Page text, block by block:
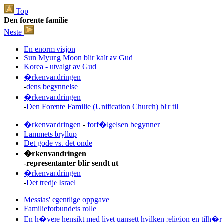
Top
Den forente familie
Neste
En enorm visjon
Sun Myung Moon blir kalt av Gud
Korea - utvalgt av Gud
�rkenvandringen
-dens begynnelse
�rkenvandringen
-Den Forente Familie (Unification Church) blir til
�rkenvandringen - forf�lgelsen begynner
Lammets bryllup
Det gode vs. det onde
�rkenvandringen
-representanter blir sendt ut
�rkenvandringen
-Det tredje Israel
Messias' egentlige oppgave
Familieforbundets rolle
En h�yere hensikt med livet uansett hvilken religion en